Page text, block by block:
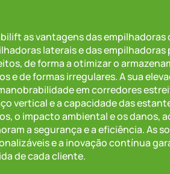
as vantagens das empilhadoras
laterais e das empilhadoras
de forma a otimizar o
e de formas irregulares. A sua
em corredores
vertical e a capacidade das
o impacto ambiental e os danos,
a segurança e a eficiência. As
e a inovação contínua
de cada cliente.